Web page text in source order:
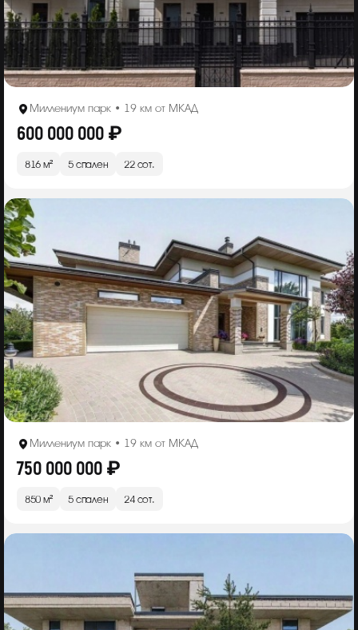
Миллениум парк • 19 км от МКАД
600 000 000 ₽
816 м² 5 спален 22 сот.
Миллениум парк • 19 км от МКАД
750 000 000 ₽
850 м² 5 спален 24 сот.